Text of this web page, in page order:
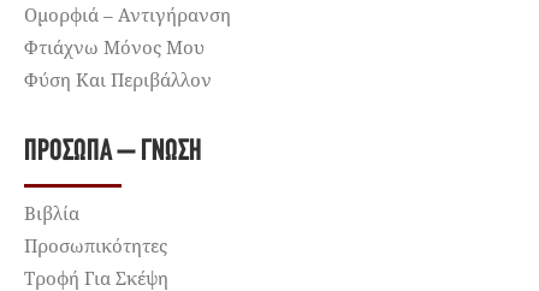
Ομορφιά – Αντιγήρανση
Φτιάχνω Μόνος Μου
Φύση Και Περιβάλλον
ΠΡΌΣΩΠΑ – ΓΝΏΣΗ
Βιβλία
Προσωπικότητες
Τροφή Για Σκέψη